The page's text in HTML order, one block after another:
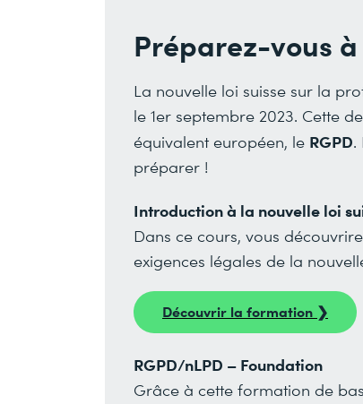
Préparez-vous
La nouvelle loi suisse sur la
le 1er septembre 2023. Cette
équivalent européen, le RGPD.
préparer !
Introduction à la nouvelle loi
Dans ce cours, vous
exigences légales de la
Découvrir la formation ❯
RGPD/nLPD – Foundation
Grâce à cette formation de